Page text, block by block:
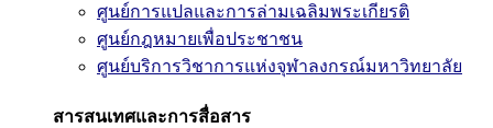
ศูนย์การแปลและการล่ามเฉลิมพระเกียรติ
ศูนย์กฎหมายเพื่อประชาชน
ศูนย์บริการวิชาการแห่งจุฬาลงกรณ์มหาวิทยาลัย
สารสนเทศและการสื่อสาร